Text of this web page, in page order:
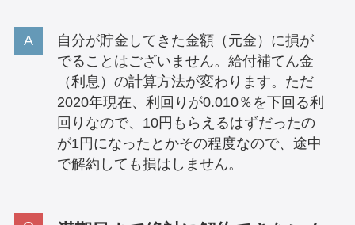
自分が貯金してきた金額（元金）に損が
でることはございません。給付補てん金
（利息）の計算方法が変わります。ただ
2020年現在、利回りが0.010％を下回る利
回りなので、10円もらえるはずだったの
が1円になったとかその程度なので、途中
で解約しても損はしません。